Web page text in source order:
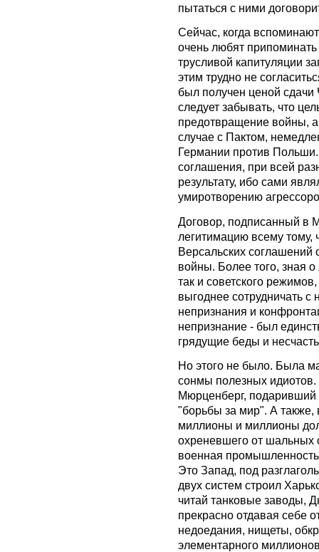
пытаться с ними
Сейчас, когда
очень любят
трусливой капитуляции
этим трудно не
был получен ценой
следует забывать, что
предотвращение войны,
случае с Пактом,
Германии против
соглашения, при всей
результату, ибо сами
умиротворению
Договор, подписанный в
легитимацию всему
Версальских
войны. Более того, зная
так и советского
выгоднее сотрудничать с
непризнания и
непризнание - был
грядущие беды и
Но этого не было. Была
сонмы полезных
Мюрценберг, подаривший
"борьбы за мир". А также,
миллионы и миллионы
охреневшего от шальных
военная
Это Запад, под
двух систем строил
читай танковые заводы,
прекрасно отдавая себе
недоедания, нищеты,
элементарного